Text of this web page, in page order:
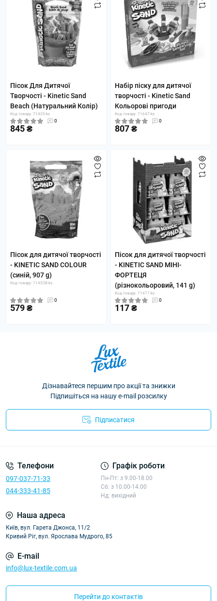
Пісок Для Дитячої
Творчості - Kinetic Sand
Beach (Натуральний Колір)
Код товару: 71435-ks
0
845 ₴
Набір піску для дитячої
творчості - Kinetic Sand
Кольорові пригоди
Код товару: 71647-ks
0
807 ₴
Пісок для дитячої творчості
- KINETIC SAND COLOUR
(синій, 907 g)
Код товару: 71453B-ks
0
579 ₴
Пісок для дитячої творчості
- KINETIC SAND МІНІ-
ФОРТЕЦЯ
(різнокольоровий, 141 g)
Код товару: 71477-ks
0
117 ₴
Дізнавайтеся першим про акції та знижки
Підпишіться на нашу e-mail розсилку
Підписатися
Телефони
097-037-71-33
044-333-41-85
Графік роботи
Пн-Пт: з 9.00-18.00
Сб: з 10.00-14.00
Нд: вихідний
Наша адреса
Київ, вул. Гарета Джонса, 11/2
Кривий Ріг, вул. Ярослава Мудрого, 85
E-mail
info@lux-textile.com.ua
Перейти до контактів